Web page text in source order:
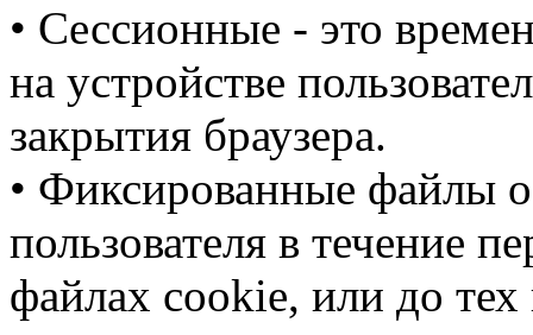
• Сессионные - это
на устройстве
закрытия браузера.
• Фиксированные файлы
пользователя в течение
файлах cookie, или до тех